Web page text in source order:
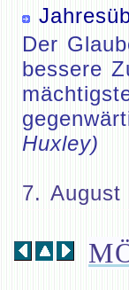
Der
bessere
Huxley)
7. August